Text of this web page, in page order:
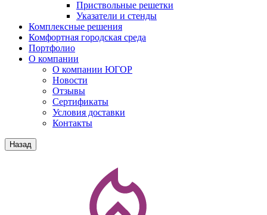
Приствольные решетки
Указатели и стенды
Комплексные решения
Комфортная городская среда
Портфолио
О компании
О компании ЮГОР
Новости
Отзывы
Сертификаты
Условия доставки
Контакты
Назад